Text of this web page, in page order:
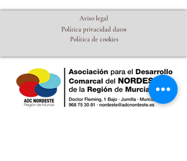
Aviso legal
Política privacidad datos
Política de cookies